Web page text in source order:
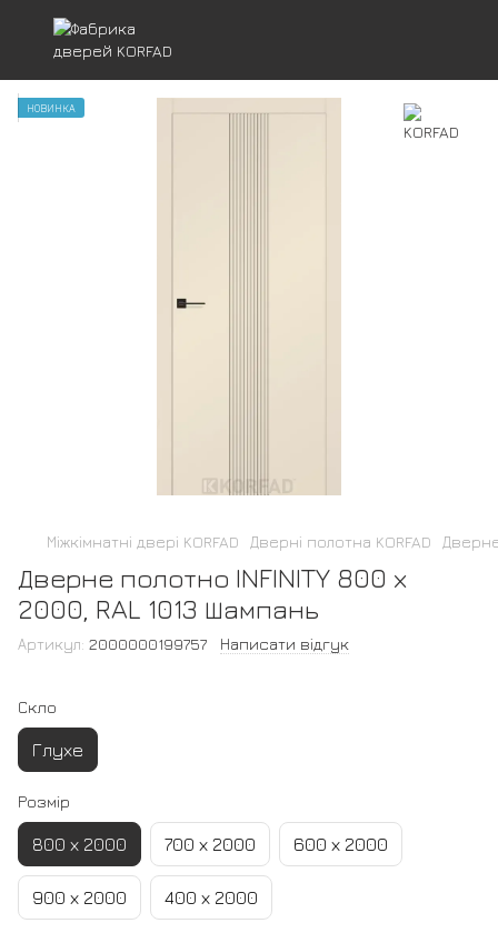
НОВИНКА
Міжкімнатні двері KORFAD Дверні полотна KORFAD
Дверне полотно INFINITY 800 х
2000, RAL 1013 Шампань
Артикул: 2000000199757 Написати відгук
Скло
Глухе
Розмір
800 х 2000 700 х 2000 600 х 2000
900 х 2000 400 х 2000